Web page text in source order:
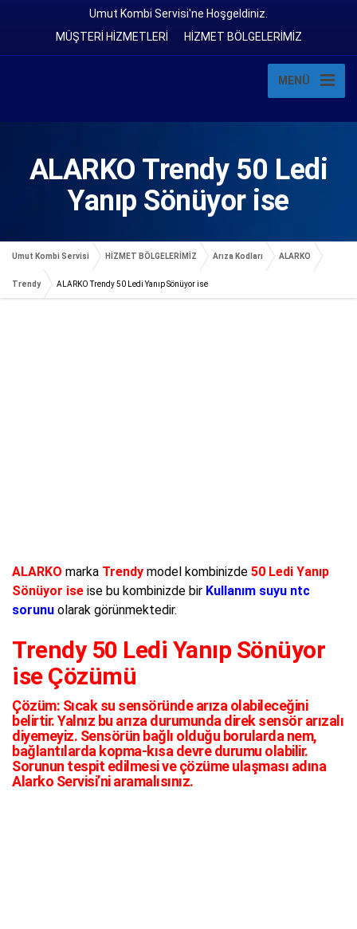
Umut Kombi Servisi'ne Hoşgeldiniz.
MÜŞTERİ HİZMETLERİ
HİZMET BÖLGELERİMİZ
MENÜ
ALARKO Trendy 50 Ledi
Yanıp Sönüyor ise
Umut Kombi Servisi HİZMET BÖLGELERİMİZ Arıza Kodları ALARKO
Trendy ALARKO Trendy 50 Ledi Yanıp Sönüyor ise
ALARKO marka Trendy model kombinizde 50 Ledi Yanıp
Sönüyor ise ise bu kombinizde bir Kullanım suyu ntc
sorunu olarak görünmektedir.
Trendy 50 Ledi Yanıp Sönüyor
ise Çözümü
Çözüm: Sıcak su sensöründe arıza olabileceğini
belirtir. Yalnız bu arıza durumunda direk sensör arızalı
diyemeyiz. Sensörün bağlı olduğu borularda nem,
bağlantılarda kopma-kısa devre durumu olabilir.
Sorunun tespit edilmesi ve çözüme ulaşması adına
Alarko Servisi’ni aramalısınız.